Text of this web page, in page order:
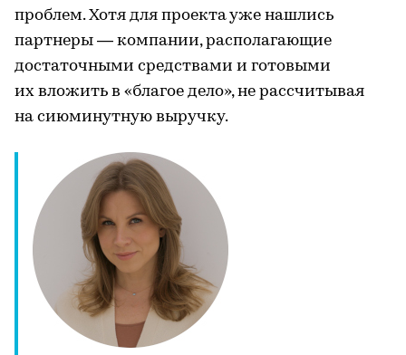
проблем. Хотя для проекта уже нашлись
партнеры — компании, располагающие
достаточными средствами и готовыми
их вложить в «благое дело», не рассчитывая
на сиюминутную выручку.